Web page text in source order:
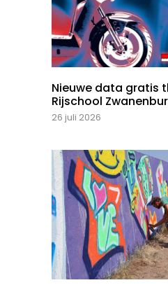
Nieuwe data gratis
Rijschool
26 juli 2026